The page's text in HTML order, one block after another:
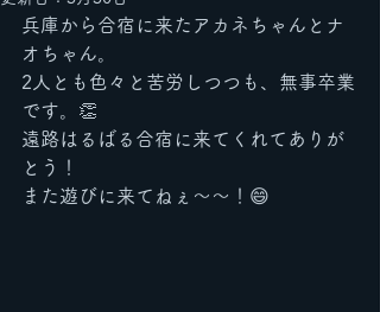
兵庫から合宿に来たアカネちゃんとナ
オちゃん。
2人とも色々と苦労しつつも、無事卒業
です。👏
遠路はるばる合宿に来てくれてありが
とう！
また遊びに来てねぇ〜〜！😄